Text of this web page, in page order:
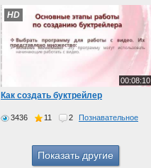
00:08:10
HD
Как создать буктрейлер
3436 11 2 Познавательное